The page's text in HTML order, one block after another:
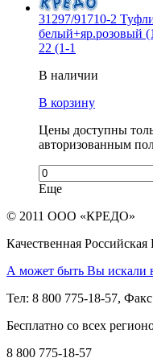
31297/91710-2
белый+яр.розовый
22 (1-1
В наличии
В корзину
Цены доступны
авторизованным
Еще
© 2011 ООО «КРЕДО»
Качественная
А может быть Вы искали
Тел: 8 800 775-18-57,
Бесплатно со всех
8 800 775-18-57